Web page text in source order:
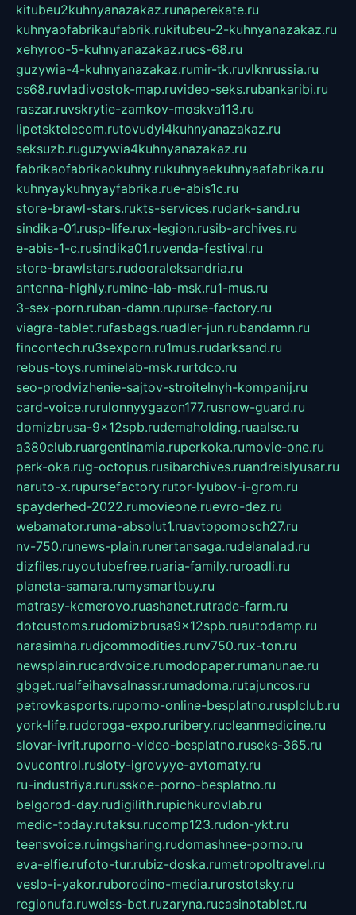
kitubeu2kuhnyanazakaz.runaperekate.ru
kuhnyaofabrikaufabrik.rukitubeu-2-kuhnyanazakaz.ru
xehyroo-5-kuhnyanazakaz.rucs-68.ru
guzywia-4-kuhnyanazakaz.rumir-tk.ruvlknrussia.ru
cs68.ruvladivostok-map.ruvideo-seks.rubankaribi.ru
raszar.ruvskrytie-zamkov-moskva113.ru
lipetsktelecom.rutovudyi4kuhnyanazakaz.ru
seksuzb.ruguzywia4kuhnyanazakaz.ru
fabrikaofabrikaokuhny.rukuhnyaekuhnyaafabrika.ru
kuhnyaykuhnyayfabrika.rue-abis1c.ru
store-brawl-stars.rukts-services.rudark-sand.ru
sindika-01.rusp-life.rux-legion.rusib-archives.ru
e-abis-1-c.rusindika01.ruvenda-festival.ru
store-brawlstars.rudooraleksandria.ru
antenna-highly.rumine-lab-msk.ru1-mus.ru
3-sex-porn.ruban-damn.rupurse-factory.ru
viagra-tablet.rufasbags.ruadler-jun.rubandamn.ru
fincontech.ru3sexporn.ru1mus.rudarksand.ru
rebus-toys.ruminelab-msk.rurtdco.ru
seo-prodvizhenie-sajtov-stroitelnyh-kompanij.ru
card-voice.rurulonnyygazon177.rusnow-guard.ru
domizbrusa-9x12spb.rudemaholding.ruaalse.ru
a380club.ruargentinamia.ruperkoka.rumovie-one.ru
perk-oka.rug-octopus.rusibarchives.ruandreislyusar.ru
naruto-x.rupursefactory.rutor-lyubov-i-grom.ru
spayderhed-2022.rumovieone.ruevro-dez.ru
webamator.ruma-absolut1.ruavtopomosch27.ru
nv-750.runews-plain.runertansaga.rudelanalad.ru
dizfiles.ruyoutubefree.ruaria-family.ruroadli.ru
planeta-samara.rumysmartbuy.ru
matrasy-kemerovo.ruashanet.rutrade-farm.ru
dotcustoms.rudomizbrusa9x12spb.ruautodamp.ru
narasimha.rudjcommodities.runv750.rux-ton.ru
newsplain.rucardvoice.rumodopaper.rumanunae.ru
gbget.rualfeihavsalnassr.rumadoma.rutajuncos.ru
petrovkasports.ruporno-online-besplatno.rusplclub.ru
york-life.rudoroga-expo.ruribery.rucleanmedicine.ru
slovar-ivrit.ruporno-video-besplatno.ruseks-365.ru
ovucontrol.rusloty-igrovyye-avtomaty.ru
ru-industriya.rurusskoe-porno-besplatno.ru
belgorod-day.rudigilith.rupichkurovlab.ru
medic-today.rutaksu.rucomp123.rudon-ykt.ru
teensvoice.ruimgsharing.rudomashnee-porno.ru
eva-elfie.rufoto-tur.rubiz-doska.rumetropoltravel.ru
veslo-i-yakor.ruborodino-media.rurostotsky.ru
regionufa.ruweiss-bet.ruzaryna.rucasinotablet.ru